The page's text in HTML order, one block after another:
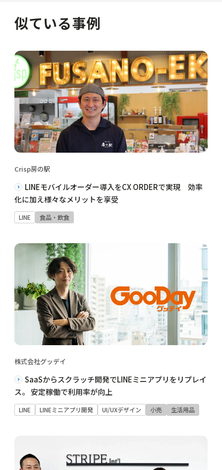
似ている事例
Crisp房の駅
LINEモバイルオーダー導入をCX ORDERで実現 効率
化に加え様々なメリットを享受
LINE 食品・飲食
株式会社グッデイ
SaaSからスクラッチ開発でLINEミニアプリをリプレイ
ス。 安定稼働で利用率が向上
LINE LINEミニアプリ開発 UI/UXデザイン 小売 生活用品